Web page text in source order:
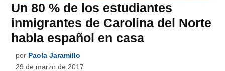
Un 80 % de los estudiantes
inmigrantes de Carolina del Norte
habla español en casa
por Paola Jaramillo
29 de marzo de 2017